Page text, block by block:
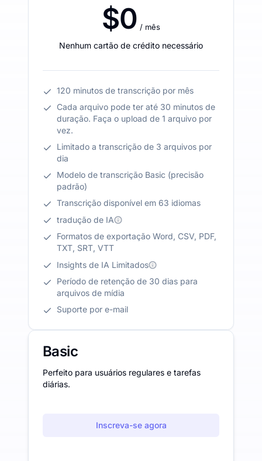
$0 / mês
Nenhum cartão de crédito necessário
120 minutos de transcrição por mês
Cada arquivo pode ter até 30 minutos de
duração. Faça o upload de 1 arquivo por
vez.
Limitado a transcrição de 3 arquivos por
dia
Modelo de transcrição Basic (precisão
padrão)
Transcrição disponível em 63 idiomas
tradução de IA
Formatos de exportação Word, CSV, PDF,
TXT, SRT, VTT
Insights de IA Limitados
Período de retenção de 30 dias para
arquivos de mídia
Suporte por e-mail
Basic
Perfeito para usuários regulares e tarefas
diárias.
Inscreva-se agora